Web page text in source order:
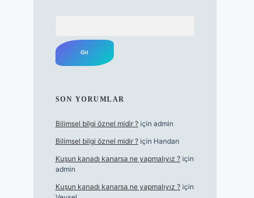
SON YORUMLAR
Bilimsel bilgi öznel midir ?için admin
Bilimsel bilgi öznel midir ?için Handan
Kuşun kanadı kanarsa ne yapmalıyız ?için
admin
Kuşun kanadı kanarsa ne yapmalıyız ?için